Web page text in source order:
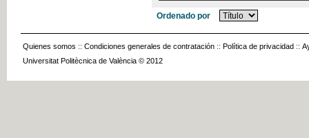
Ordenado por
Quienes somos :: Condiciones generales de contratación :: Política de privacidad ::
Universitat Politècnica de València © 2012